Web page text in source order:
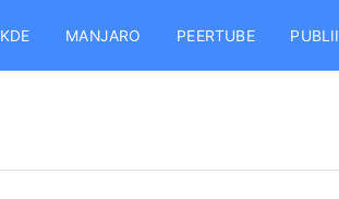
KDE MANJARO PEERTUBE PUBLII